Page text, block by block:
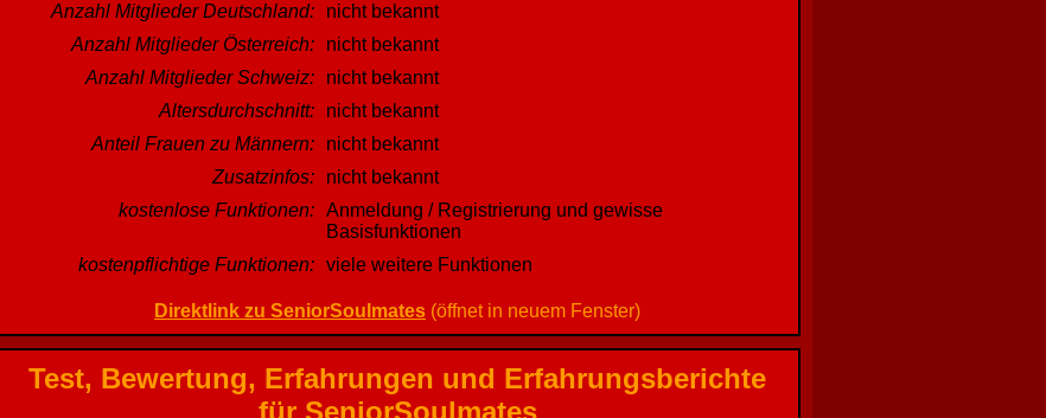
Anzahl Mitglieder Deutschland:
nicht bekannt
Anzahl Mitglieder Österreich:
nicht bekannt
Anzahl Mitglieder Schweiz:
nicht bekannt
Altersdurchschnitt:
nicht bekannt
Anteil Frauen zu Männern:
nicht bekannt
Zusatzinfos:
nicht bekannt
kostenlose Funktionen: Anmeldung / Registrierung und gewisse
Basisfunktionen
kostenpflichtige Funktionen: viele weitere Funktionen
Direktlink zu SeniorSoulmates (öffnet in neuem Fenster)
Test, Bewertung, Erfahrungen und Erfahrungsberichte
für SeniorSoulmates